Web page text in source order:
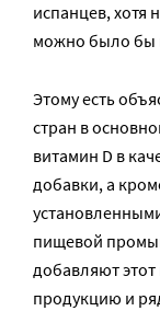
испанцев, хотя
можно было бы
Этому есть
стран в
витамин D в
добавки, а
пищевой
добавляют
продукцию и